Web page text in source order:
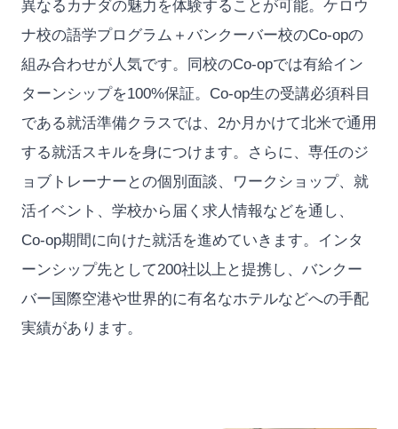
異なるカナダの魅力を体験することが可能。ケロウ
ナ校の語学プログラム＋バンクーバー校のCo-opの
組み合わせが人気です。同校のCo-opでは有給イン
ターンシップを100%保証。Co-op生の受講必須科目
である就活準備クラスでは、2か月かけて北米で通用
する就活スキルを身につけます。さらに、専任のジ
ョブトレーナーとの個別面談、ワークショップ、就
活イベント、学校から届く求人情報などを通し、
Co-op期間に向けた就活を進めていきます。インタ
ーンシップ先として200社以上と提携し、バンクー
バー国際空港や世界的に有名なホテルなどへの手配
実績があります。